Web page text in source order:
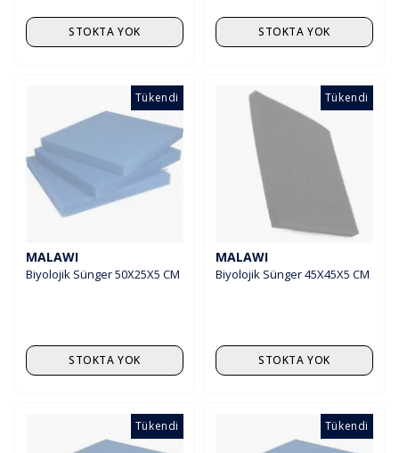
STOKTA YOK STOKTA YOK
Tükendi
MALAWI
Biyolojik Sünger 50X25X5 CM
STOKTA YOK
Tükendi
MALAWI
Biyolojik Sünger 45X45X5 CM
STOKTA YOK
Tükendi Tükendi